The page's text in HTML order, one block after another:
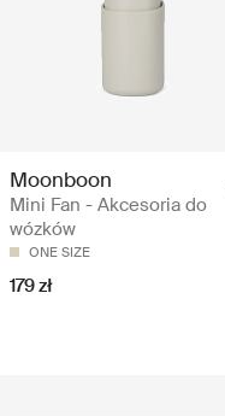
Moonboon
Mini Fan - Akcesoria do
wózków
ONE SIZE
179 zł